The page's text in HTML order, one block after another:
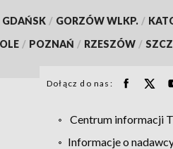
GDAŃSK / GORZÓW WLKP. /
/ POZNAŃ / RZESZÓW /
Dołącz do nas:
Centrum informacji
Informacje o